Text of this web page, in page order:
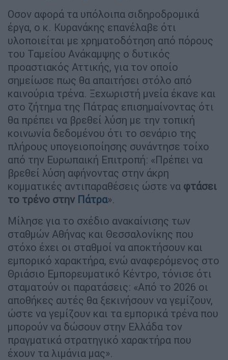
Οσον αφορά τα υπόλοιπα σιδηροδρομικά
έργα, ο κ. Κυρανάκης επανέλαβε ότι
υλοποιείται με χρηματοδότηση από πόρους
του Ταμείου Ανάκαμψης ο δυτικός
προαστιακός Αττικής, για τον οποίο
σημείωσε πως θα απαιτήσει στόλο από
καινούρια τρένα. Ξεχωριστή μνεία έκανε και
στο ζήτημα της Πάτρας επισημαίνοντας ότι
θα πρέπει να βρεθεί λύση με την τοπική
κοινωνία δεδομένου ότι το σενάριο της
πλήρους υπογειοποίησης συνάντησε τοίχο
από την Ευρωπαική Επιτροπή: «Πρέπει να
βρεθεί λύση αφήνοντας στην άκρη
κομματικές αντιπαραθέσεις ώστε να φτάσει
το τρένο στην Πάτρα».
Μίλησε για το σχέδιο ανακαίνισης των
σταθμών Αθήνας και Θεσσαλονίκης που
στόχο έχει οι σταθμοί να αποκτήσουν και
εμπορικό χαρακτήρα, ενώ αναφερόμενος στο
Θριάσιο Εμπορευματικό Κέντρο, τόνισε ότι
σταματούν οι παρατάσεις: «Από το 2026 οι
αποθήκες αυτές θα ξεκινήσουν να γεμίζουν,
ώστε να γεμίζουν και τα εμπορικά τρένα που
μπορούν να δώσουν στην Ελλάδα τον
πραγματικά στρατηγικό χαρακτήρα που
έχουν τα λιμάνια μας».